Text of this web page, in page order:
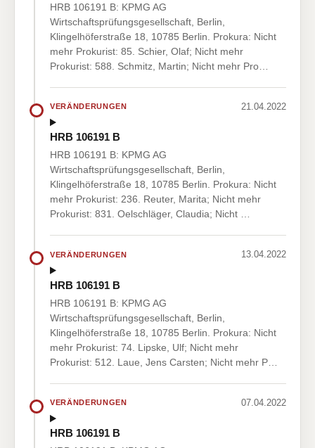
HRB 106191 B: KPMG AG
Wirtschaftsprüfungsgesellschaft, Berlin,
Klingelhöferstraße 18, 10785 Berlin. Prokura: Nicht
mehr Prokurist: 85. Schier, Olaf; Nicht mehr
Prokurist: 588. Schmitz, Martin; Nicht mehr Pro…
VERÄNDERUNGEN 21.04.2022
HRB 106191 B
HRB 106191 B: KPMG AG
Wirtschaftsprüfungsgesellschaft, Berlin,
Klingelhöferstraße 18, 10785 Berlin. Prokura: Nicht
mehr Prokurist: 236. Reuter, Marita; Nicht mehr
Prokurist: 831. Oelschläger, Claudia; Nicht …
VERÄNDERUNGEN 13.04.2022
HRB 106191 B
HRB 106191 B: KPMG AG
Wirtschaftsprüfungsgesellschaft, Berlin,
Klingelhöferstraße 18, 10785 Berlin. Prokura: Nicht
mehr Prokurist: 74. Lipske, Ulf; Nicht mehr
Prokurist: 512. Laue, Jens Carsten; Nicht mehr P…
VERÄNDERUNGEN 07.04.2022
HRB 106191 B